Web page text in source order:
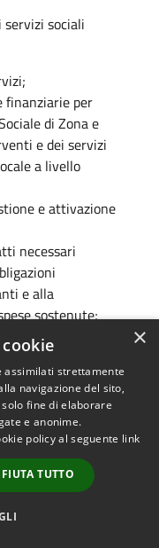
servizi sociali
finanziarie per
di Zona e
e dei servizi
a livello
e attivazione
necessari
e alla
sostenute;
e valutazione dei
erogate;
dei Comuni
in materia di
per
sociali con quelli
a prevalenza
×
assimilati strettamente
navigazione del sito,
fine di elaborare
e anonime.
policy al seguente link
TUTTO